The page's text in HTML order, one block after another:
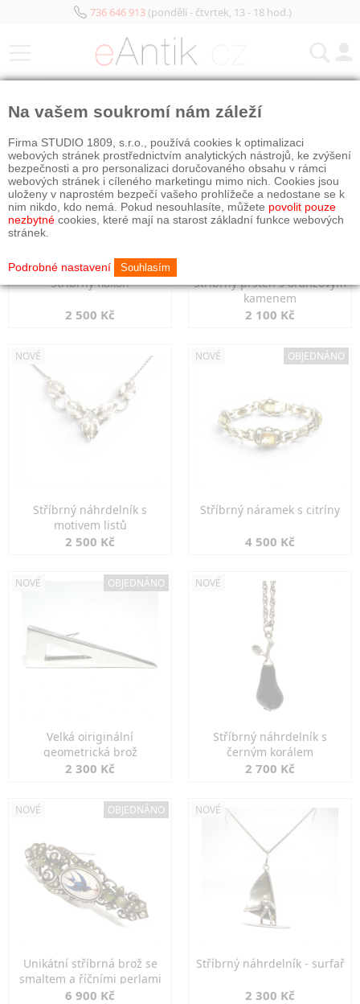
736 646 913(pondělí - čtvrtek, 13 - 18 hod.)
Stříbrný flakon
2 500 Kč
Stříbrný prsten s oranžovým
kamenem
2 100 Kč
NOVÉ
Stříbrný náhrdelník s
motivem listů
2 500 Kč
NOVÉ OBJEDNÁNO
Stříbrný náramek s citríny
4 500 Kč
NOVÉ OBJEDNÁNO
Velká oiriginální
geometrická brož
2 300 Kč
NOVÉ
Stříbrný náhrdelník s
černým korálem
2 700 Kč
NOVÉ OBJEDNÁNO
Unikátní stříbrná brož se
smaltem a říčními perlami
6 900 Kč
NOVÉ
Stříbrný náhrdelník - surfař
2 300 Kč
Na vašem soukromí nám záleží
Firma STUDIO 1809, s.r.o., používá cookies k optimalizaci
webových stránek prostřednictvím analytických nástrojů, ke zvýšení
bezpečnosti a pro personalizaci doručovaného obsahu v rámci
webových stránek i cíleného marketingu mimo nich. Cookies jsou
uloženy v naprostém bezpečí vašeho prohlížeče a nedostane se k
nim nikdo, kdo nemá. Pokud nesouhlasíte, můžete povolit pouze
nezbytné cookies, které mají na starost základní funkce webových
stránek.
Podrobné nastavení Souhlasím